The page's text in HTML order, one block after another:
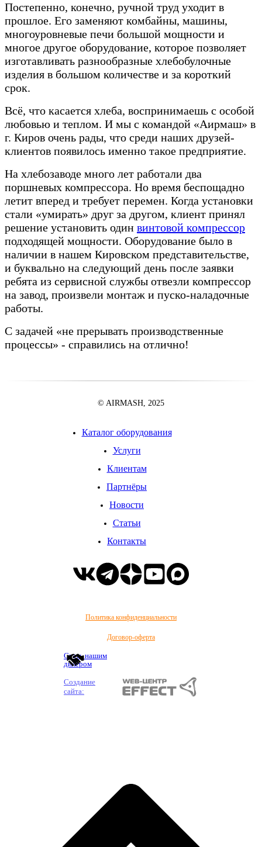
Постепенно, конечно, ручной труд уходит в
прошлое. Его заменяют комбайны, машины,
многоуровневые печи большой мощности и
многое другое оборудование, которое позволяет
изготавливать разнообразные хлебобулочные
изделия в большом количестве и за короткий
срок.
Всё, что касается хлеба, воспринимаешь с особой
любовью и теплом. И мы с командой «Аирмаш» в
г. Киров очень рады, что среди наших друзей-
клиентов появилось именно такое предприятие.
На хлебозаводе много лет работали два
поршневых компрессора. Но время беспощадно
летит вперед и требует перемен. Когда установки
стали «умирать» друг за другом, клиент принял
решение установить один винтовой компрессор
подходящей мощности. Оборудование было в
наличии в нашем Кировском представительстве,
и буквально на следующий день после заявки
ребята из сервисной службы отвезли компрессор
на завод, произвели монтаж и пуско-наладочные
работы.
С задачей «не прерывать производственные
процессы» - справились на отлично!
© AIRMASH, 2025
Каталог оборудования
Услуги
Клиентам
Партнёры
Новости
Статьи
Контакты
Политика конфиденциальности
Договор-оферта
Стать нашим
дилером
Создание
сайта: